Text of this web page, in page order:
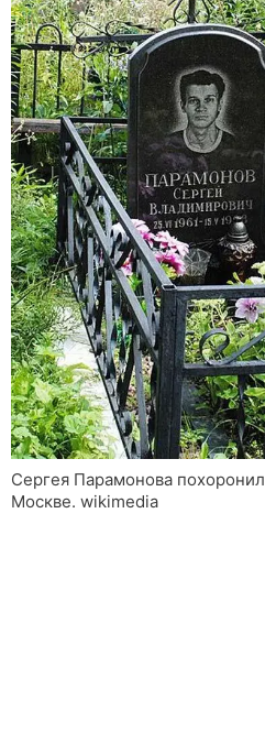
Сергея Парамонова
Москве. wikimedia